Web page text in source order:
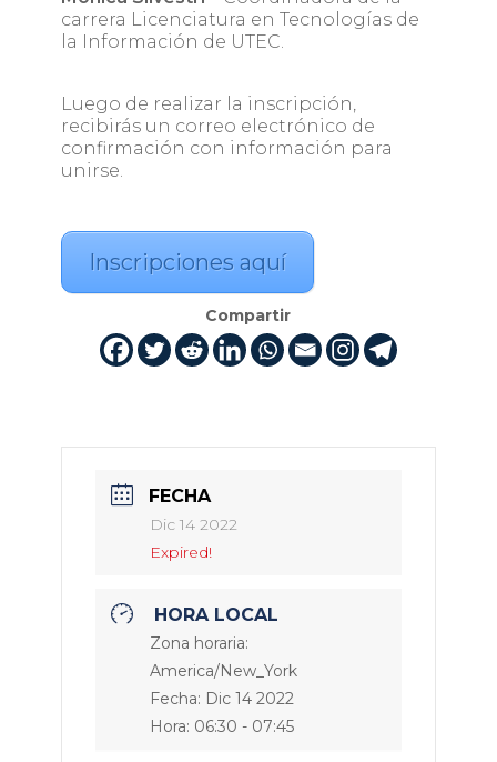
carrera Licenciatura en Tecnologías de
la Información de UTEC.
Luego de realizar la inscripción,
recibirás un correo electrónico de
confirmación con información para
unirse.
Inscripciones aquí
Compartir
FECHA
Dic 14 2022
Expired!
HORA LOCAL
Zona horaria:
America/New_York
Fecha: Dic 14 2022
Hora: 06:30 - 07:45